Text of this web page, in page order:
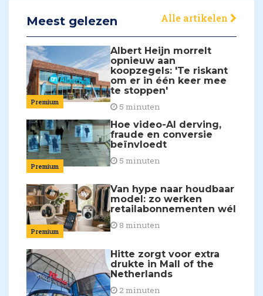
Meest gelezen Alle artikelen
Premium
Albert Heijn morrelt
opnieuw aan
koopzegels: 'Te riskant
om er in één keer mee
te stoppen'
5 minuten
Premium
Hoe video-AI derving,
fraude en conversie
beïnvloedt
5 minuten
Premium
Van hype naar houdbaar
model: zo werken
retailabonnementen wél
8 minuten
Hitte zorgt voor extra
drukte in Mall of the
Netherlands
2 minuten